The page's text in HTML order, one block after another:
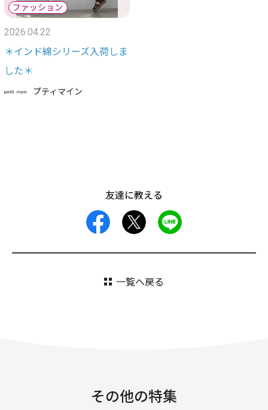
2026.04.22
＊インド綿シリーズ入荷しま
した＊
プティマイン
友達に教える
facebook
一覧へ戻る
その他の特集